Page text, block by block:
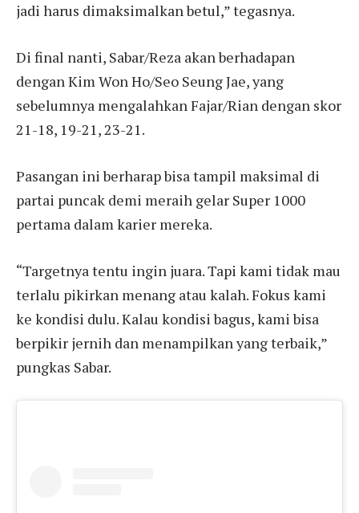
jadi harus dimaksimalkan betul,” tegasnya.
Di final nanti, Sabar/Reza akan berhadapan
dengan Kim Won Ho/Seo Seung Jae, yang
sebelumnya mengalahkan Fajar/Rian dengan skor
21-18, 19-21, 23-21.
Pasangan ini berharap bisa tampil maksimal di
partai puncak demi meraih gelar Super 1000
pertama dalam karier mereka.
“Targetnya tentu ingin juara. Tapi kami tidak mau
terlalu pikirkan menang atau kalah. Fokus kami
ke kondisi dulu. Kalau kondisi bagus, kami bisa
berpikir jernih dan menampilkan yang terbaik,”
pungkas Sabar.